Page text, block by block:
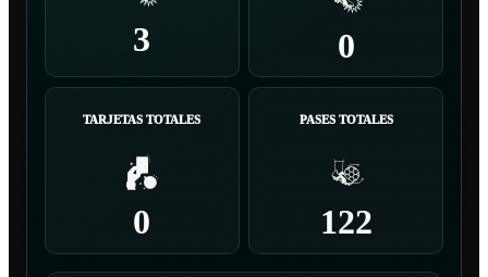
3 0
TARJETAS TOTALES
0
PASES TOTALES
122